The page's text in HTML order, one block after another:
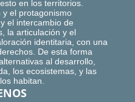
en los territorios.
y el protagonismo
el intercambio de
la articulación y el
identitaria, con una
De esta forma
al desarrollo,
los ecosistemas, y las
habitan.